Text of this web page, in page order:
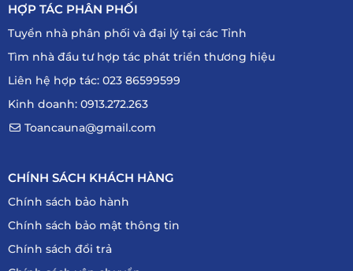
HỢP TÁC PHÂN PHỐI
Tuyển nhà phân phối và đại lý tại các Tỉnh
Tìm nhà đầu tư hợp tác phát triển thương hiệu
Liên hệ hợp tác: 023 86599599
Kinh doanh: 0913.272.263
Toancauna@gmail.com
CHÍNH SÁCH KHÁCH HÀNG
Chính sách bảo hành
Chính sách bảo mật thông tin
Chính sách đổi trả